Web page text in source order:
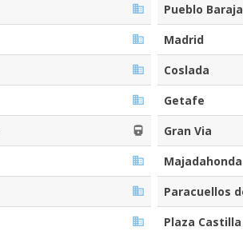
Pueblo
Madrid
Coslada
Getafe
Gran Via
Majadahonda
Paracuellos
Plaza Castilla